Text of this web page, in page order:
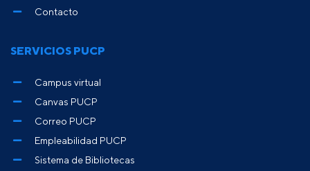
Contacto
SERVICIOS PUCP
Campus virtual
Canvas PUCP
Correo PUCP
Empleabilidad PUCP
Sistema de Bibliotecas